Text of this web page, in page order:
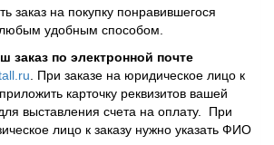
заказ на покупку понравившегося
любым удобным способом.
заказ по электронной почте
. При заказе на юридическое лицо к
карточку реквизитов вашей
выставления счета на оплату. При
лицо к заказу нужно указать ФИО